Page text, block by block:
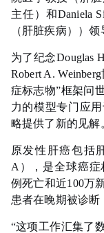
主任）和Daniela
（肝脏疾病））领
为了纪念Douglas
Robert A.
症标志物”框架问
力的模型专门应
略提供了新的见解
原发性肝癌包括
A），是全球癌
例死亡和近100万
患者在晚期被诊断
“这项工作汇集了